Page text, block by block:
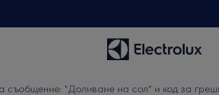
съобщение: "Доливане на сол" и код за